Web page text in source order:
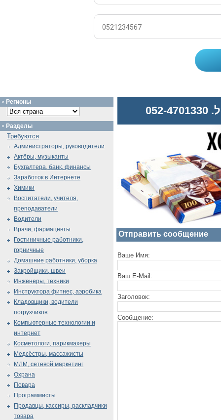
Отправить сообщение
Ваше Имя:
Ваш E-Mail:
Заголовок:
Сообщение:
Регионы
Разделы
Требуются
Администраторы, руководители
Актёры, музыканты
Бухгалтера, банк, финансы
Заработок в Интернете
Химики
Воспитатели, учителя,
преподаватели
Водители
Врачи, фармацевты
Гостиничные работники,
горничные
Домашние работники, уборка
Закройщики, швеи
Инженеры, техники
Инструктора фитнес, аэробика
Кладовщики, водители
погрузчиков
Компьютерные технологии и
интернет
Косметологи, парикмахеры
Медсёстры, массажисты
МЛМ, сетевой маркетинг
Охрана
Повара
Программисты
Продавцы, кассиры, раскладчики
товара